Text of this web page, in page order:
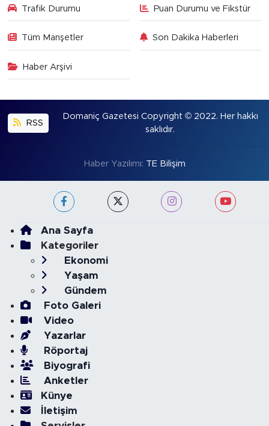
Trafik Durumu Puan Durumu ve Fikstür
Tüm Manşetler Son Dakika Haberleri
Haber Arşivi
RSS
Domaniç Gazetesi Copyright © 2022. Her hakkı
saklıdır.
Haber Yazılımı: TE Bilişim
Ana Sayfa
Kategoriler
Ekonomi
Yaşam
Gündem
Foto Galeri
Video
Yazarlar
Röportaj
Biyografi
Anketler
Künye
İletişim